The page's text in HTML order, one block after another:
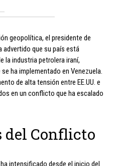
geopolítica, el presidente de
advertido que su país está
la industria petrolera iraní,
ha implementado en Venezuela.
de alta tensión entre EE.UU. e
en un conflicto que ha escalado
del Conflicto
intensificado desde el inicio del